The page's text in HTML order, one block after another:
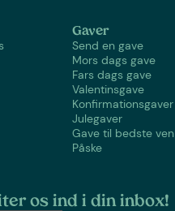
Gaver
Send en gave
Mors dags gave
Fars dags gave
Valentinsgave
Konfirmationsgaver
Julegaver
Gave til bedste ven
Påske
os ind i din inbox!